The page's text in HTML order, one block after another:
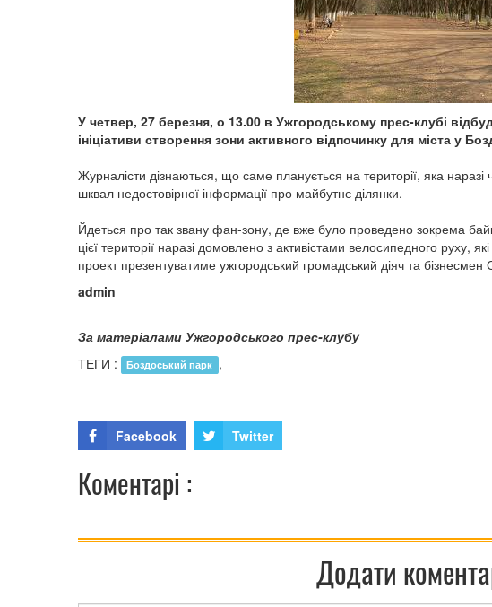
У четвер, 27 березня, о 13.00 в Ужгородському прес-клубі
ініціативи створення зони активного відпочинку для міста у
Журналісти дізнаються, що саме планується на території, яка
шквал недостовірної інформації про майбутнє ділянки.
Йдеться про так звану фан-зону, де вже було проведено зокрема
цієї території наразі домовлено з активістами велосипедного руху,
проект презентуватиме ужгородський громадський діяч та
admin
За матеріалами Ужгородського прес-клубу
ТЕГИ :
Боздоський парк ,
Facebook Twitter
Коментарі :
Додати